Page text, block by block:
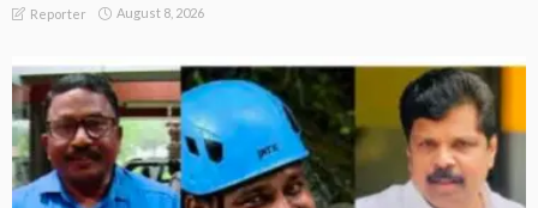
Reporter August 8, 2026